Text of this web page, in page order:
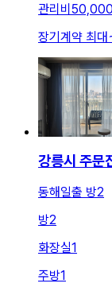
관리비
장기계약 최대
강릉시 주문
동해일출 방2
방2
화장실1
주방1